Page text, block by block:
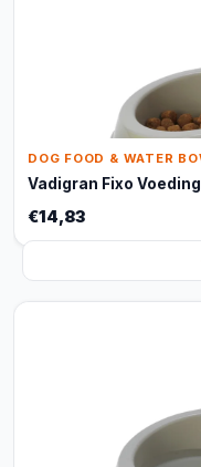
DOG FOOD & WATER
Vadigran Fixo
€14,83